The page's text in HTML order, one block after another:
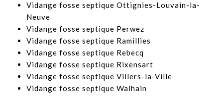
Vidange fosse septique Ottignies-Louvain-la-
Neuve
Vidange fosse septique Perwez
Vidange fosse septique Ramillies
​Vidange fosse septique Rebecq
​Vidange fosse septique Rixensart
​Vidange fosse septique Villers-la-Ville
​Vidange fosse septique Walhain